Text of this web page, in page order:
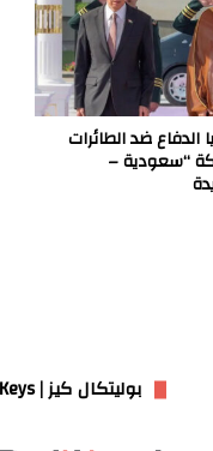
الدفاع ضد الطائرات
“سعودية –
بوليتكال كيز | Political Keys